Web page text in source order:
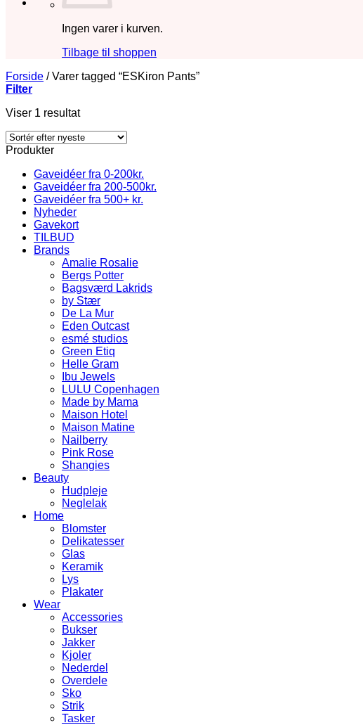
Ingen varer i kurven.
Tilbage til shoppen
Forside /Varer tagged “ESKiron Pants”
Filter
Viser 1 resultat
Produkter
Gaveidéer fra 0-200kr.
Gaveidéer fra 200-500kr.
Gaveidéer fra 500+ kr.
Nyheder
Gavekort
TILBUD
Brands
Amalie Rosalie
Bergs Potter
Bagsværd Lakrids
by Stær
De La Mur
Eden Outcast
esmé studios
Green Etiq
Helle Gram
Ibu Jewels
LULU Copenhagen
Made by Mama
Maison Hotel
Maison Matine
Nailberry
Pink Rose
Shangies
Beauty
Hudpleje
Neglelak
Home
Blomster
Delikatesser
Glas
Keramik
Lys
Plakater
Wear
Accessories
Bukser
Jakker
Kjoler
Nederdel
Overdele
Sko
Strik
Tasker